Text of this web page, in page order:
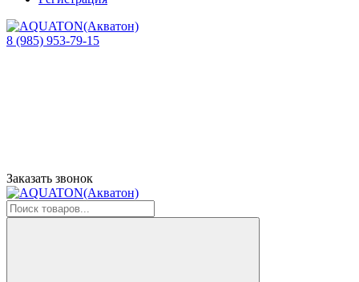
8 (985) 953-79-15
Заказать звонок